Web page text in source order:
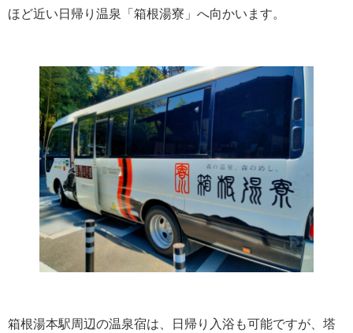
ほど近い日帰り温泉「箱根湯寮」へ向かいます。
箱根湯本駅周辺の温泉宿は、日帰り入浴も可能ですが、塔